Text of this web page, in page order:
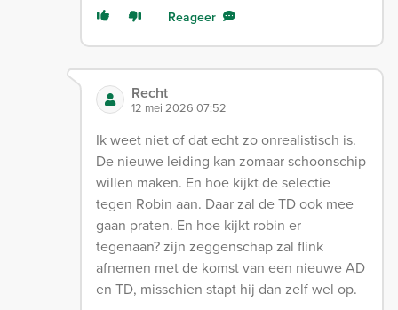
Reageer
Recht
12 mei 2026 07:52
Ik weet niet of dat echt zo onrealistisch is.
De nieuwe leiding kan zomaar schoonschip
willen maken. En hoe kijkt de selectie
tegen Robin aan. Daar zal de TD ook mee
gaan praten. En hoe kijkt robin er
tegenaan? zijn zeggenschap zal flink
afnemen met de komst van een nieuwe AD
en TD, misschien stapt hij dan zelf wel op.